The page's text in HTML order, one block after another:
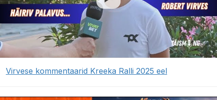
Virvese kommentaarid Kreeka Ralli 2025 eel